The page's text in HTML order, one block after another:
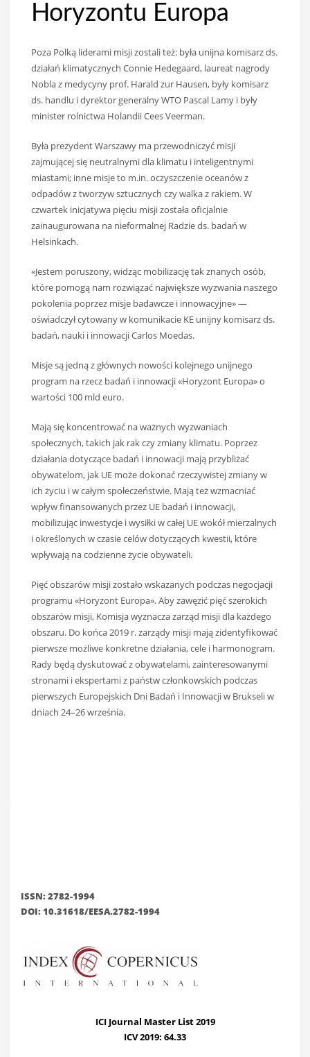
Horyzontu Europa
Poza Polką liderami misji zostali też: była unijna komisarz ds.
działań klimatycznych Connie Hedegaard, laureat nagrody
Nobla z medycyny prof. Harald zur Hausen, były komisarz
ds. handlu i dyrektor generalny WTO Pascal Lamy i były
minister rolnictwa Holandii Cees Veerman.
Była prezydent Warszawy ma przewodniczyć misji
zajmującej się neutralnymi dla klimatu i inteligentnymi
miastami; inne misje to m.in. oczyszczenie oceanów z
odpadów z tworzyw sztucznych czy walka z rakiem. W
czwartek inicjatywa pięciu misji została oficjalnie
zainaugurowana na nieformalnej Radzie ds. badań w
Helsinkach.
«Jestem poruszony, widząc mobilizację tak znanych osób,
które pomogą nam rozwiązać największe wyzwania naszego
pokolenia poprzez misje badawcze i innowacyjne» —
oświadczył cytowany w komunikacie KE unijny komisarz ds.
badań, nauki i innowacji Carlos Moedas.
Misje są jedną z głównych nowości kolejnego unijnego
program na rzecz badań i innowacji «Horyzont Europa» o
wartości 100 mld euro.
Mają się koncentrować na ważnych wyzwaniach
społecznych, takich jak rak czy zmiany klimatu. Poprzez
działania dotyczące badań i innowacji mają przybliżać
obywatelom, jak UE może dokonać rzeczywistej zmiany w
ich życiu i w całym społeczeństwie. Mają też wzmacniać
wpływ finansowanych przez UE badań i innowacji,
mobilizując inwestycje i wysiłki w całej UE wokół mierzalnych
i określonych w czasie celów dotyczących kwestii, które
wpływają na codzienne życie obywateli.
Pięć obszarów misji zostało wskazanych podczas negocjacji
programu «Horyzont Europa». Aby zawęzić pięć szerokich
obszarów misji, Komisja wyznacza zarząd misji dla każdego
obszaru. Do końca 2019 r. zarządy misji mają zidentyfikować
pierwsze możliwe konkretne działania, cele i harmonogram.
Rady będą dyskutować z obywatelami, zainteresowanymi
stronami i ekspertami z państw członkowskich podczas
pierwszych Europejskich Dni Badań i Innowacji w Brukseli w
dniach 24–26 września.
ISSN: 2782-1994
DOI: 10.31618/EESA.2782-1994
ICI Journal Master List 2019
ICV 2019: 64.33